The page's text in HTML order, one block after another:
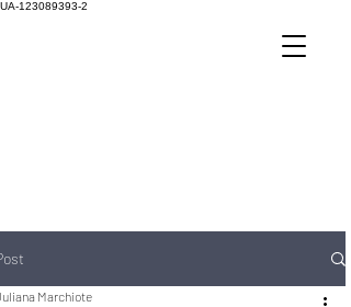
UA-123089393-2
Marchiote